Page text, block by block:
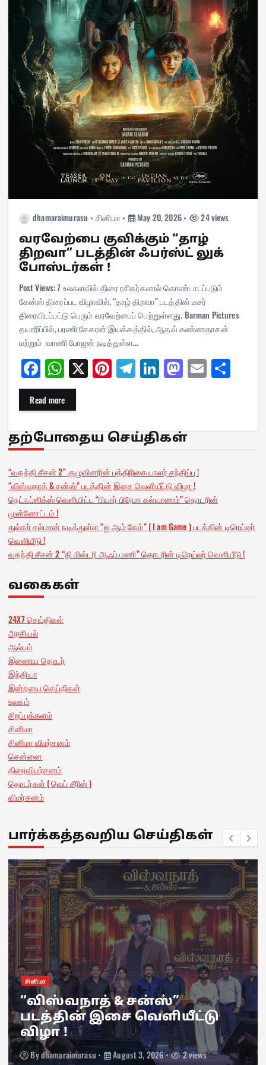
dhamaraimurasu சினிமா May 20, 2026 24 views
வரவேற்பை குவிக்கும் “தாழ்
திறவா” படத்தின் ஃபர்ஸ்ட் லுக்
போஸ்டர்கள் !
Post Views: 7 உலகளவில் திரை ரசிகர்களால் கொண்டாடப்படும்
கேன்ஸ் திரைப்பட விழாவில், “தாழ் திறவா” படத்தின் டீசர்
திரையிடப்பட்டு பெரும் வரவேற்பைப் பெற்றுள்ளது. Barman Pictures
தயாரிப்பில், பரணி சேகரன் இயக்கத்தில், ஆதவ் கண்ணதாசன்
மற்றும் வாணி போஜன் நடித்துள்ள…
Fa
ce
bo
ok
W
ha
ts
A
pp
X Pi
nt
es
t
Te
le
a
m
Li
nk
In
M
as
do
n
E
m
Sh
Read more
தற்போதைய செய்திகள்
“வதந்தி சீசன் 2” குழுவினரின் பத்திரிகையாளர் சந்திப்பு !
“விஸ்வநாத் & சன்ஸ்” படத்தின் இசை வெளியீட்டு விழா !
நெட்ஃப்ளிக்ஸ் வெளியிட்ட “பியார் பிரேமா கல்யாணம்” தொடரின்
முன்னோட்டம் !
துல்கர் சல்மான் நடித்துள்ள “ஐ ஆம் கேம்” ( I am Game ) படத்தின் டிரெய்லர்
வெளியீடு !
வதந்தி சீசன் 2 “தி மிஸ்டரி ஆஃப் மணி” தொடரின் டிரெய்லர் வெளியீடு !
வகைகள்
24X7 செய்திகள்
அரசியல்
ஆல்பம்
இணைய தொடர்
இந்தியா
இன்றயை செய்திகள்
உலகம்
சிறப்புக்களம்
சினிமா
சினிமா விமர்சனம்
சென்னை
திரைவிமர்சனம்
தொடர்கள் ( வெப் சீரிஸ் )
விமர்சனம்
பார்க்கத்தவறிய செய்திகள்
சினிமா
“விஸ்வநாத் & சன்ஸ்”
படத்தின் இசை வெளியீட்டு
விழா !
Bydhamaraimurasu August 3, 2026 2 views